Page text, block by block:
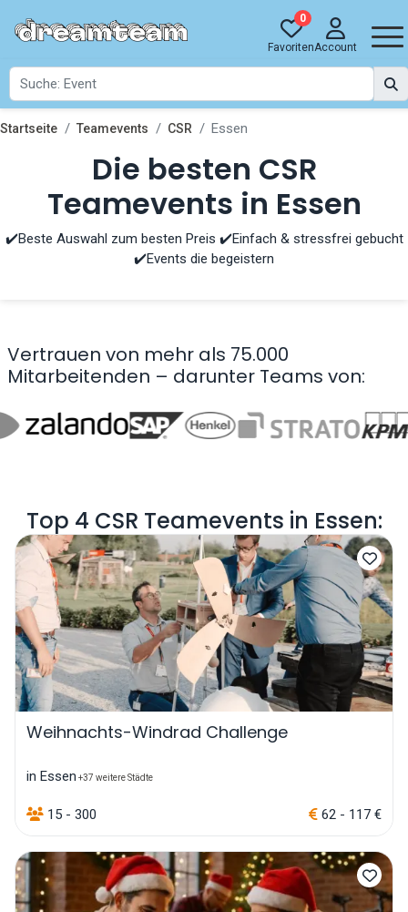
0
FavoritenAccount
Startseite Teamevents CSR Essen
Die besten CSR
Teamevents in Essen
✔️Beste Auswahl zum besten Preis ✔️Einfach & stressfrei gebucht
✔️Events die begeistern
Vertrauen von mehr als 75.000
Mitarbeitenden – darunter Teams von:
Top 4 CSR Teamevents in Essen:
Weihnachts-Windrad Challenge
in Essen +37 weitere Städte
15 - 300 62 - 117 €